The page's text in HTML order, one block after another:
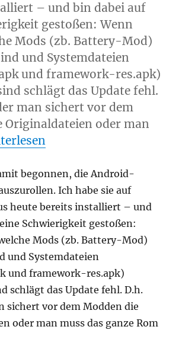
– und bin dabei auf
gestoßen: Wenn
Mods (zb. Battery-Mod)
und Systemdateien
und framework-res.apk)
schlägt das Update fehl.
man sichert vor dem
Originaldateien oder man
Bean 4.1.2“
begonnen, die Android-
Ich habe sie auf
heute bereits installiert – und
Schwierigkeit gestoßen:
Mods (zb. Battery-Mod)
und Systemdateien
und framework-res.apk)
schlägt das Update fehl. D.h.
sichert vor dem Modden die
oder man muss das ganze Rom